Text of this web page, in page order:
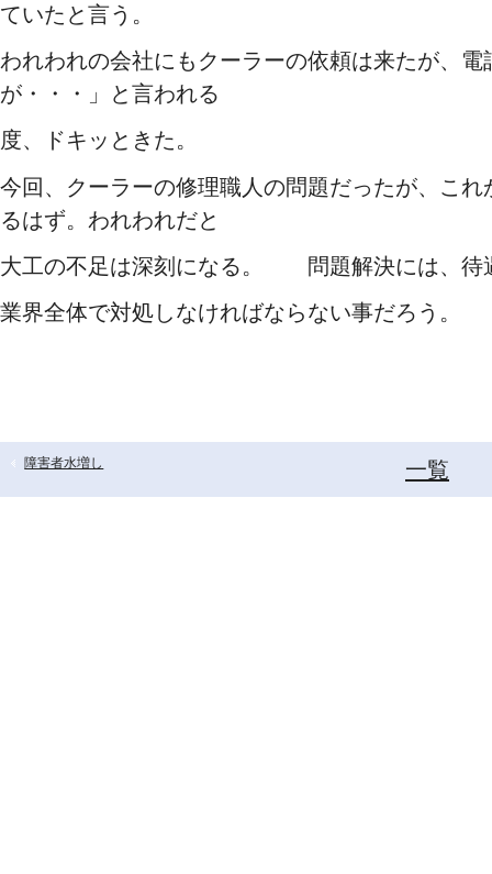
ていたと言う。
われわれの会社にもクーラーの依頼は来たが、
が・・・」と言われる
度、ドキッときた。
今回、クーラーの修理職人の問題だったが、こ
るはず。われわれだと
大工の不足は深刻になる。 問題解決には、待
業界全体で対処しなければならない事だろう。
障害者水増し 一覧